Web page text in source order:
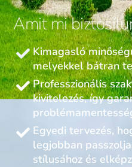
Amit mi
Kimagasló
melyekkel bátran
Professzionális
kivitelezés, így
Egyedi tervezés,
legjobban
stílusához és